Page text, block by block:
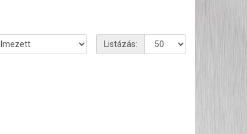
Listázás: